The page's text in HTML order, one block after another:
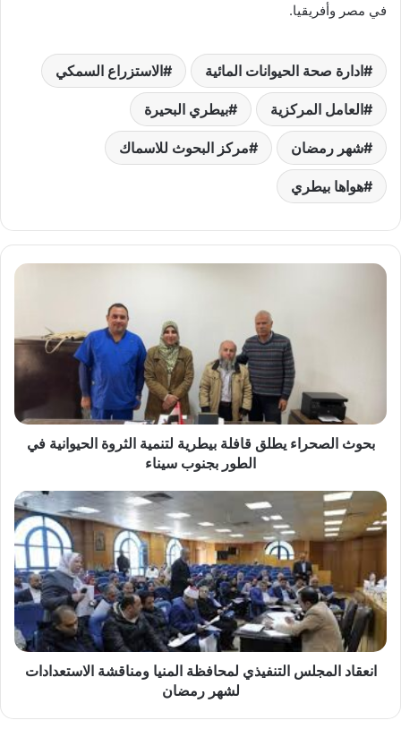
في مصر وأفريقيا.
ادارة صحة الحيوانات المائية الاستزراع السمكي
العامل المركزية بيطري البحيرة
شهر رمضان مركز البحوث للاسماك
هواها بيطري
بحوث
الحيوانية
في
الطور
بحوث الصحراء يطلق قافلة بيطرية لتنمية الثروة الحيوانية في
الطور بجنوب سيناء
انعقاد
المجلس
التنفيذي
المنيا
ومناقشة
الاستعدادات
لشهر
رمضان
انعقاد المجلس التنفيذي لمحافظة المنيا ومناقشة الاستعدادات
لشهر رمضان